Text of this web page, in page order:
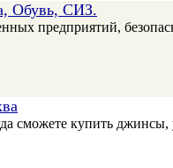
Обувь, СИЗ.
предприятий,
сможете купить